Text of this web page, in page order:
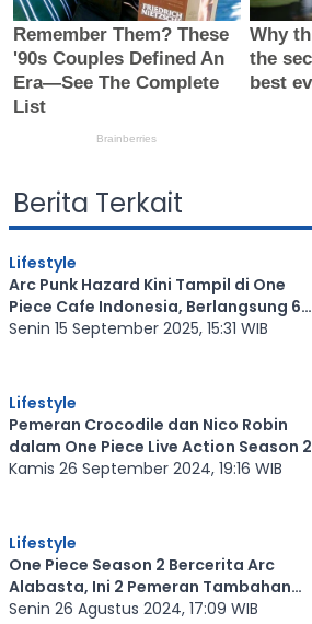
Berita Terkait
Lifestyle
Arc Punk Hazard Kini Tampil di One
Piece Cafe Indonesia, Berlangsung 6
Bulan
Senin 15 September 2025, 15:31 WIB
Lifestyle
Pemeran Crocodile dan Nico Robin
dalam One Piece Live Action Season 2
Kamis 26 September 2024, 19:16 WIB
Lifestyle
One Piece Season 2 Bercerita Arc
Alabasta, Ini 2 Pemeran Tambahan
Barunya
Senin 26 Agustus 2024, 17:09 WIB